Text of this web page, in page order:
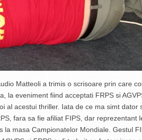
Matteoli a trimis o scrisoare prin care
la eveniment fiind acceptati FRPS si
al acestui thriller. Iata de ce ma simt dator
fara sa fie afiliat FIPS, dar reprezentant
la masa Campionatelor Mondiale. Gestul